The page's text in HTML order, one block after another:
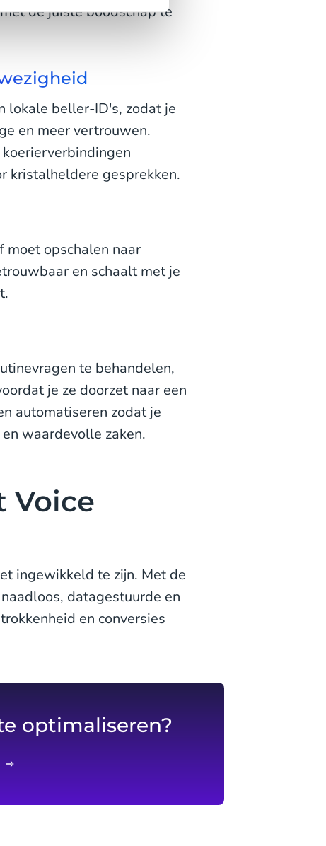
de juiste boodschap te
lokale beller-ID's, zodat je
en meer vertrouwen.
kristalheldere gesprekken.
moet opschalen naar
en schaalt met je
te behandelen,
je ze doorzet naar een
automatiseren zodat je
waardevolle zaken.
Voice
ingewikkeld te zijn. Met de
datagestuurde en
en conversies
optimaliseren?